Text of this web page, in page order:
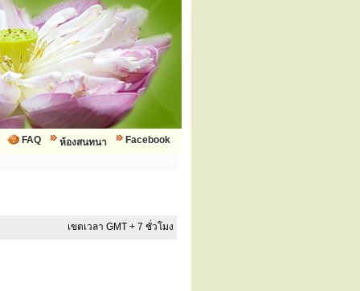
Facebook
ห้องสนทนา
FAQ
เขตเวลา GMT + 7 ชั่วโมง